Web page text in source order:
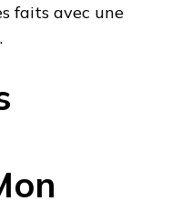
faits avec une